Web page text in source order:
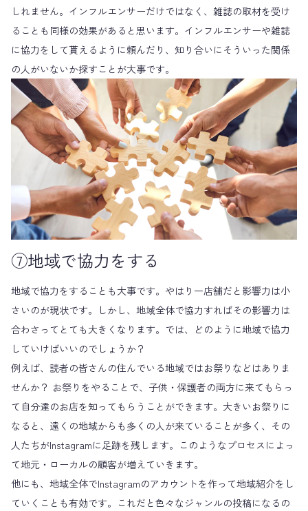
しれません。インフルエンサーだけではなく、雑誌の取材を受け
ることも同様の効果があると思います。インフルエンサーや雑誌
に協力をして貰えるように頼んだり、知り合いにそういった関係
の人がいないか探すことが大事です。
⑦地域で協力をする
地域で協力をすることも大事です。やはり一店舗だと影響力は小
さいのが現状です。しかし、地域全体で協力すればその影響力は
合わさってとても大きくなります。では、どのように地域で協力
していけばいいのでしょうか？
例えば、読者の皆さんの住んでいる地域ではお祭りなどはありま
せんか？ お祭りをやることで、子供・保護者の両方に来てもらっ
て自分達のお店を知ってもらうことができます。大きいお祭りに
なると、遠くの地域からも多くの人が来ていることが多く、その
人たちがInstagramに足跡を残します。このようなプロセスによっ
て地元・ローカルの顧客が増えていきます。
他にも、地域全体でInstagramのアカウントを作って地域紹介をし
ていくことも有効です。これだと色々なジャンルの投稿になるの